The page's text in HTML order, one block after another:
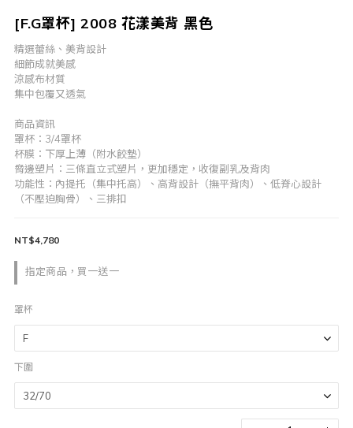
[F.G罩杯] 2008 花漾美背 黑色
精選蕾絲、美背設計
細節成就美感
涼感布材質
集中包覆又透氣
商品資訊
罩杯：3/4罩杯
杯膜：下厚上薄（附水餃墊）
脅邊塑片：三條直立式塑片，更加穩定，收復副乳及背肉
功能性：內提托（集中托高）、高背設計（撫平背肉）、低脊心設計
（不壓迫胸骨）、三排扣
指定商品，買一送一
NT$4,780
罩杯
下圍